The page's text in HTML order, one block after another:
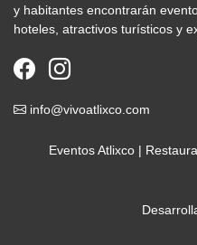
y habitantes encontrarán
hoteles, atractivos turísticos y
info@vivoatlixco.com
Eventos Atlixco |